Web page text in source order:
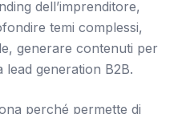
dell’imprenditore,
temi complessi,
generare contenuti per
generation B2B.
perché permette di